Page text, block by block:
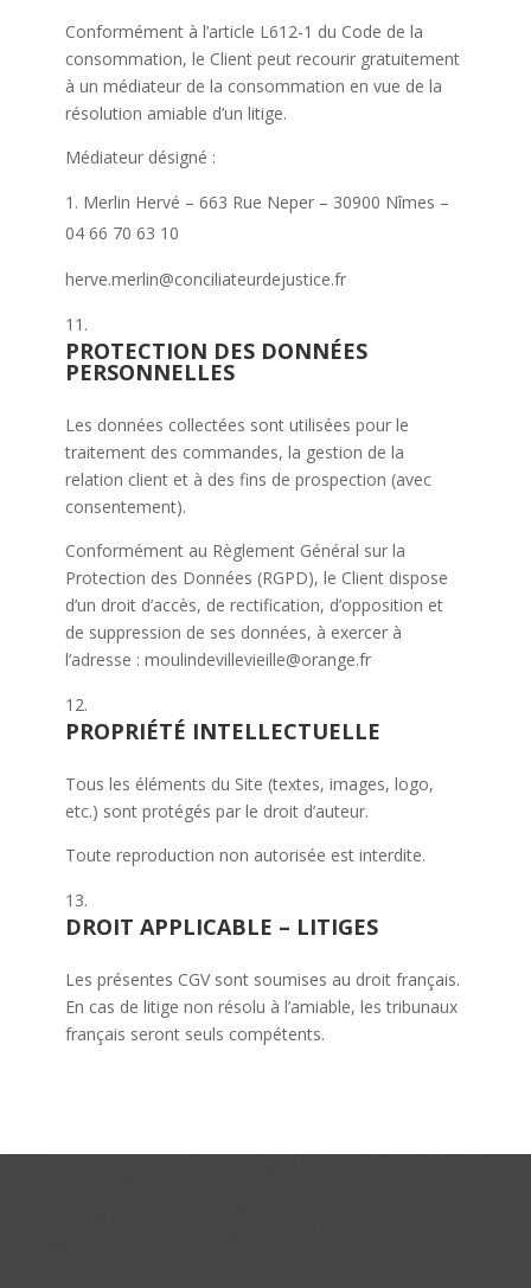
Conformément à l’article L612-1 du Code de la
consommation, le Client peut recourir gratuitement
à un médiateur de la consommation en vue de la
résolution amiable d’un litige.
Médiateur désigné :
Merlin Hervé – 663 Rue Neper – 30900 Nîmes –
04 66 70 63 10
herve.merlin@conciliateurdejustice.fr
PROTECTION DES DONNÉES
PERSONNELLES
Les données collectées sont utilisées pour le
traitement des commandes, la gestion de la
relation client et à des fins de prospection (avec
consentement).
Conformément au Règlement Général sur la
Protection des Données (RGPD), le Client dispose
d’un droit d’accès, de rectification, d’opposition et
de suppression de ses données, à exercer à
l’adresse : moulindevillevieille@orange.fr
PROPRIÉTÉ INTELLECTUELLE
Tous les éléments du Site (textes, images, logo,
etc.) sont protégés par le droit d’auteur.
Toute reproduction non autorisée est interdite.
DROIT APPLICABLE – LITIGES
Les présentes CGV sont soumises au droit français.
En cas de litige non résolu à l’amiable, les tribunaux
français seront seuls compétents.